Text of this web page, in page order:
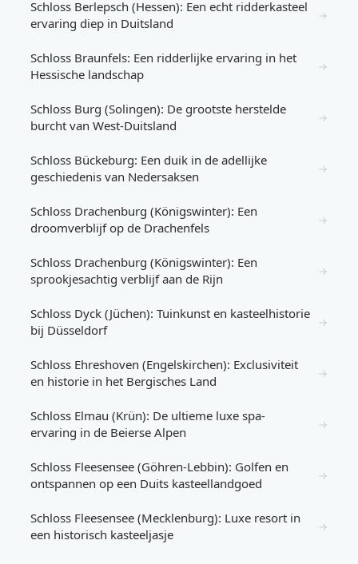
Schloss Berlepsch (Hessen): Een echt ridderkasteel
ervaring diep in Duitsland
→
Schloss Braunfels: Een ridderlijke ervaring in het
Hessische landschap
→
Schloss Burg (Solingen): De grootste herstelde
burcht van West-Duitsland
→
Schloss Bückeburg: Een duik in de adellijke
geschiedenis van Nedersaksen
→
Schloss Drachenburg (Königswinter): Een
droomverblijf op de Drachenfels
→
Schloss Drachenburg (Königswinter): Een
sprookjesachtig verblijf aan de Rijn
→
Schloss Dyck (Jüchen): Tuinkunst en kasteelhistorie
bij Düsseldorf
→
Schloss Ehreshoven (Engelskirchen): Exclusiviteit
en historie in het Bergisches Land
→
Schloss Elmau (Krün): De ultieme luxe spa-
ervaring in de Beierse Alpen
→
Schloss Fleesensee (Göhren-Lebbin): Golfen en
ontspannen op een Duits kasteellandgoed
→
Schloss Fleesensee (Mecklenburg): Luxe resort in
een historisch kasteeljasje
→